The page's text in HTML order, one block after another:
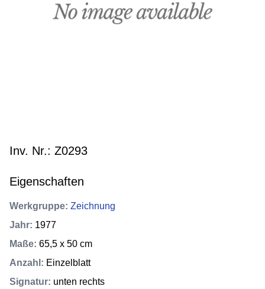
Inv. Nr.: Z0293
Eigenschaften
Werkgruppe: Zeichnung
Jahr: 1977
Maße: 65,5 x 50 cm
Anzahl : Einzelblatt
Signatur: unten rechts